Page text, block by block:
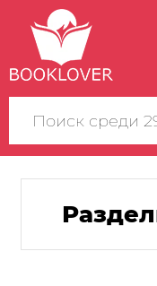
Поиск
по
сайту